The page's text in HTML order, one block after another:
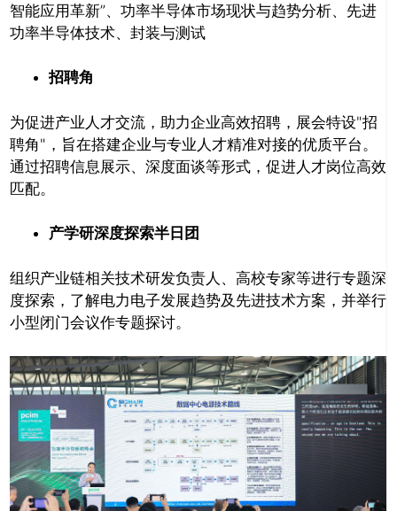
智能应用革新”、功率半导体市场现状与趋势分析、先进
功率半导体技术、封装与测试
招聘角
为促进产业人才交流，助力企业高效招聘，展会特设"招
聘角"，旨在搭建企业与专业人才精准对接的优质平台。
通过招聘信息展示、深度面谈等形式，促进人才岗位高效
匹配。
产学研深度探索半日团
组织产业链相关技术研发负责人、高校专家等进行专题深
度探索，了解电力电子发展趋势及先进技术方案，并举行
小型闭门会议作专题探讨。